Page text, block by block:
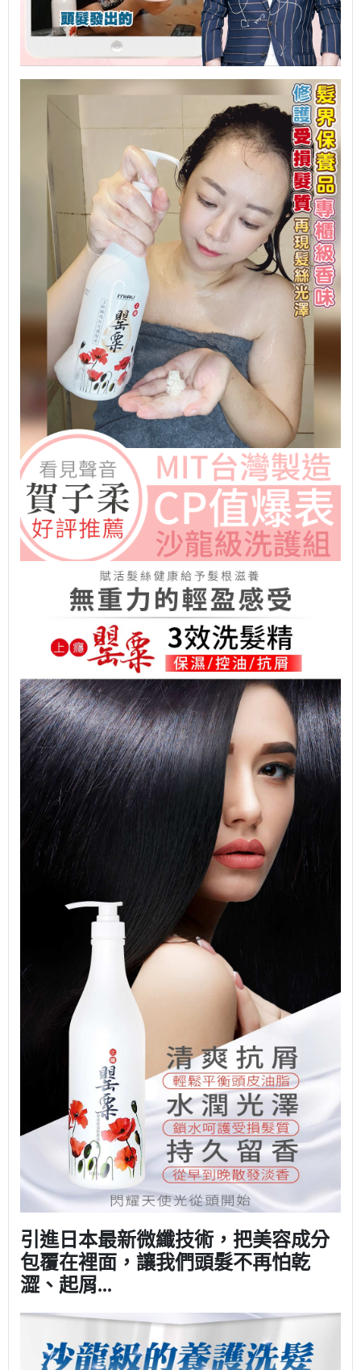
引進日本最新微纖技術，把美容成分
包覆在裡面，讓我們頭髮不再怕乾
澀、起屑...